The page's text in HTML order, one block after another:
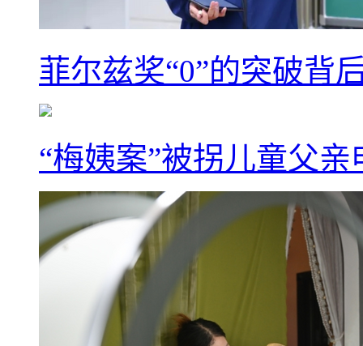
菲尔兹奖“0”的突破背
“梅姨案”被拐儿童父